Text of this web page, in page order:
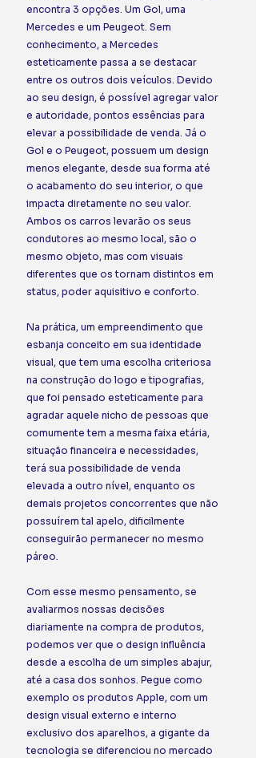
encontra 3 opções. Um Gol, uma
Mercedes e um Peugeot. Sem
conhecimento, a Mercedes
esteticamente passa a se destacar
entre os outros dois veículos. Devido
ao seu design, é possível agregar valor
e autoridade, pontos essências para
elevar a possibilidade de venda. Já o
Gol e o Peugeot, possuem um design
menos elegante, desde sua forma até
o acabamento do seu interior, o que
impacta diretamente no seu valor.
Ambos os carros levarão os seus
condutores ao mesmo local, são o
mesmo objeto, mas com visuais
diferentes que os tornam distintos em
status, poder aquisitivo e conforto.
Na prática, um empreendimento que
esbanja conceito em sua identidade
visual, que tem uma escolha criteriosa
na construção do logo e tipografias,
que foi pensado esteticamente para
agradar aquele nicho de pessoas que
comumente tem a mesma faixa etária,
situação financeira e necessidades,
terá sua possibilidade de venda
elevada a outro nível, enquanto os
demais projetos concorrentes que não
possuírem tal apelo, dificilmente
conseguirão permanecer no mesmo
páreo.
Com esse mesmo pensamento, se
avaliarmos nossas decisões
diariamente na compra de produtos,
podemos ver que o design influência
desde a escolha de um simples abajur,
até a casa dos sonhos. Pegue como
exemplo os produtos Apple, com um
design visual externo e interno
exclusivo dos aparelhos, a gigante da
tecnologia se diferenciou no mercado